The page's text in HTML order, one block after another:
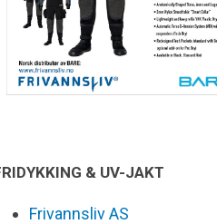
& UV-JAKT
Frivannsliv AS